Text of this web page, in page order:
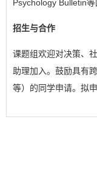
Psychology Bulletin等
招生与合作
课题组欢迎对决策、
助理加入。鼓励具有
等）的同学申请。拟